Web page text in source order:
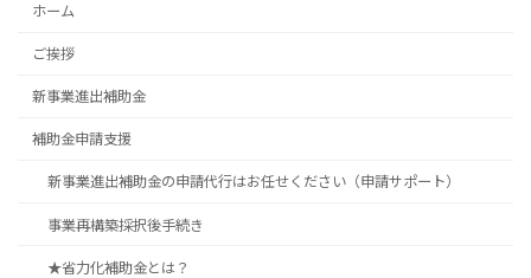
ホーム
ご挨拶
新事業進出補助金
補助金申請支援
新事業進出補助金の申請代行はお任せください（申請サポート）
事業再構築採択後手続き
★省力化補助金とは？